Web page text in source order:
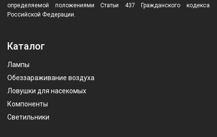
определяемой положениями Статьи 437 Гражданского кодекса
Российской Федерации.
Каталог
Лампы
Обеззараживание воздуха
Ловушки для насекомых
Компоненты
Светильники